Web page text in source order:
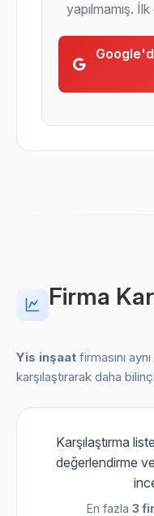
yapılmamış.
Firma
Yis inşaat firmasını
karşılaştırarak daha
Karşılaştırma
değerlendirme
En fazla 3